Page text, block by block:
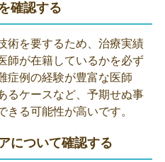
確認する
術を要するため、治療実績
師が在籍しているかを必ず
症例の経験が豊富な医師
るケースなど、予期せぬ事
る可能性が高いです。
について確認する